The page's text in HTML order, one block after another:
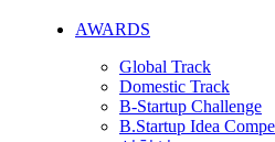
AWARDS
Global Track
Domestic Track
B-Startup Challenge
B.Startup Idea